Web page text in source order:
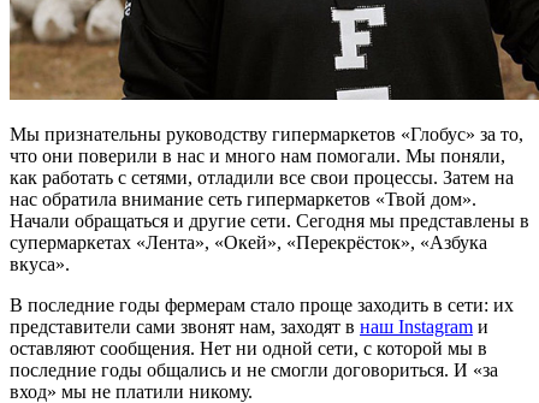
Мы признательны руководству гипермаркетов «Глобус» за то,
что они поверили в нас и много нам помогали. Мы поняли,
как работать с сетями, отладили все свои процессы. Затем на
нас обратила внимание сеть гипермаркетов «Твой дом».
Начали обращаться и другие сети. Сегодня мы представлены в
супермаркетах «Лента», «Окей», «Перекрёсток», «Азбука
вкуса».
В последние годы фермерам стало проще заходить в сети: их
представители сами звонят нам, заходят в наш Instagram и
оставляют сообщения. Нет ни одной сети, с которой мы в
последние годы общались и не смогли договориться. И «за
вход» мы не платили никому.